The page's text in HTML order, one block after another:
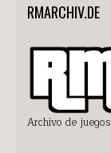
RMARCHIV.DE
Archivo de